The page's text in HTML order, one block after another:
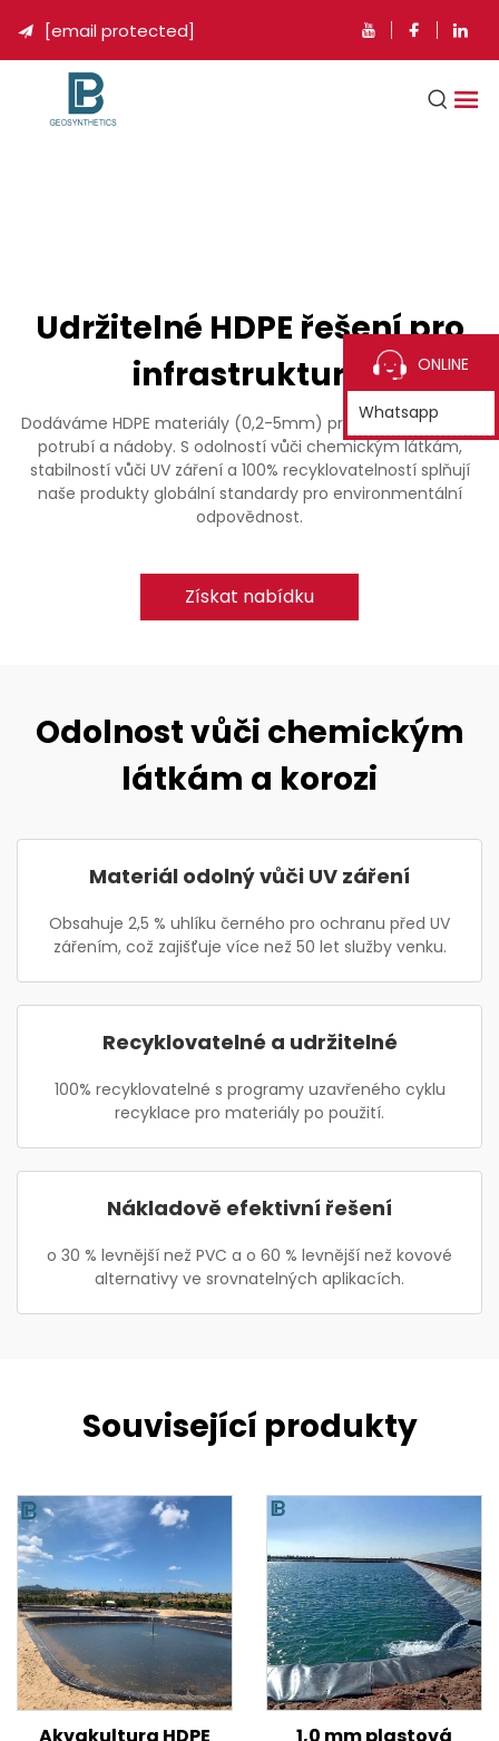
 [email protected]
Udržitelné HDPE řešení pro
infrastrukturu
Dodáváme HDPE materiály (0,2-5mm) pro geomembrány,
potrubí a nádoby. S odolností vůči chemickým látkám,
stabilností vůči UV záření a 100% recyklovatelností splňují
naše produkty globální standardy pro environmentální
odpovědnost.
Získat nabídku
Odolnost vůči chemickým
látkám a korozi
Materiál odolný vůči UV záření
Obsahuje 2,5 % uhlíku černého pro ochranu před UV
zářením, což zajišťuje více než 50 let služby venku.
Recyklovatelné a udržitelné
100% recyklovatelné s programy uzavřeného cyklu
recyklace pro materiály po použití.
Nákladově efektivní řešení
o 30 % levnější než PVC a o 60 % levnější než kovové
alternativy ve srovnatelných aplikacích.
Související produkty
ONLINE
Whatsapp